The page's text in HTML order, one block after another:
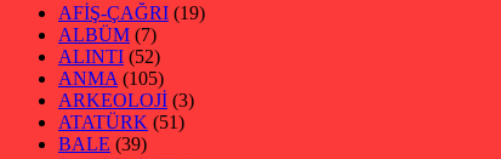
AFİŞ-ÇAĞRI (19)
ALBÜM (7)
ALINTI (52)
ANMA (105)
ARKEOLOJİ (3)
ATATÜRK (51)
BALE (39)